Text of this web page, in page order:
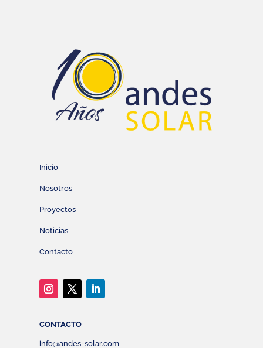
Inicio
Nosotros
Proyectos
Noticias
Contacto
CONTACTO
info@andes-solar.com